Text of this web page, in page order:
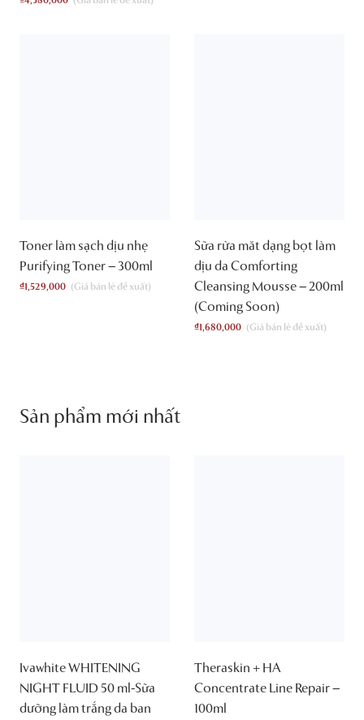
Toner làm sạch dịu nhẹ
Purifying Toner – 300ml
₫ 1,529,000
Sữa rửa măt dạng bọt làm
dịu da Comforting
Cleansing Mousse – 200ml
(Coming Soon)
₫ 1,680,000
Sản phẩm mới nhất
Ivawhite WHITENING
NIGHT FLUID 50 ml-Sữa
dưỡng làm trắng da ban
Theraskin + HA
Concentrate Line Repair –
100ml